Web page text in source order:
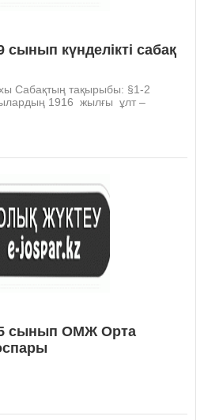
сынып күнделікті сабақ
Сабақтың тақырыбы: §1-2
1916 жылғы ұлт –
5 сынып ОМЖ Орта